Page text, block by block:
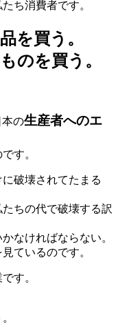
ち消費者です。
を買う。
のを買う。
の生産者へのエ
す。
破壊されてたまる
ちの代で破壊する訳
なければならない。
ているのです。
す。